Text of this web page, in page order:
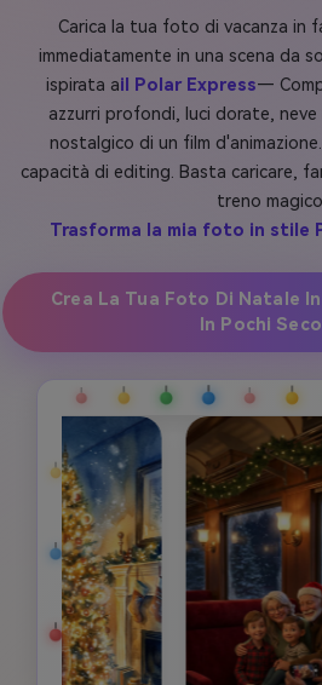
Carica la tua foto di vacanza in
immediatamente in una scena da
ispirata ail Polar Express—
azzurri profondi, luci dorate,
nostalgico di un film
capacità di editing. Basta caricare,
treno
Trasforma la mia foto in stile
Crea La Tua Foto Di Natale
In Pochi